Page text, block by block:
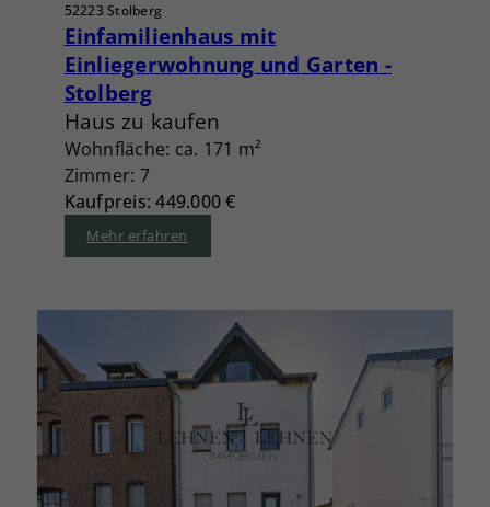
52223 Stolberg
Einfamilienhaus mit
Einliegerwohnung und Garten -
Stolberg
Haus zu kaufen
Wohnfläche: ca. 171 m²
Zimmer: 7
Kaufpreis: 449.000 €
Mehr erfahren